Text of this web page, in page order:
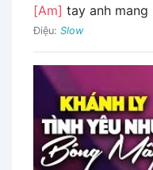
[Am] tay anh mang
Điệu: Slow